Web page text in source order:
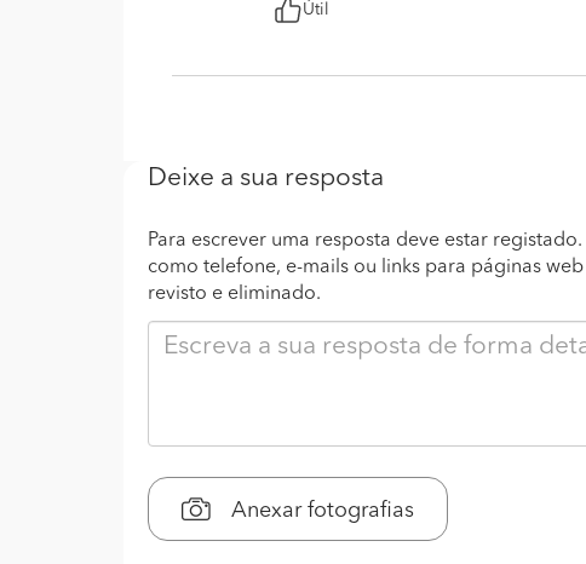
Útil
Deixe a sua resposta
Para escrever uma resposta deve estar
como telefone, e-mails ou links para páginas
revisto e eliminado.
Anexar fotografias